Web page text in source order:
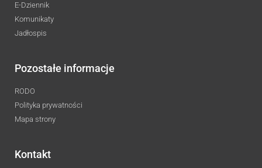
E-Dziennik
Komunikaty
Jadłospis
Pozostałe informacje
RODO
Polityka prywatności
Mapa strony
Kontakt